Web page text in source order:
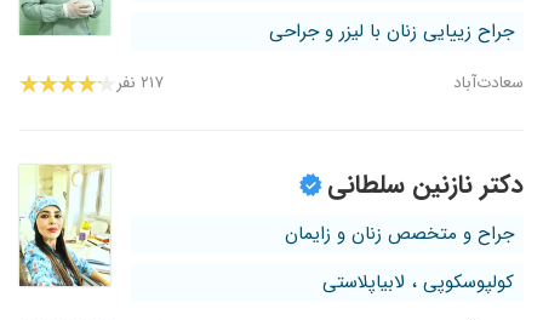
جراح زییایی زنان با لیزر و جراحی
سعادت‌آباد ۲۱۷ نفر
دکتر نازنین سلطانی
جراح و متخصص زنان و زایمان
کولپوسکوپی ، لابیاپلاستی